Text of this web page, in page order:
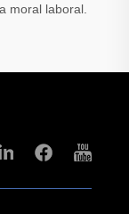
moral laboral.